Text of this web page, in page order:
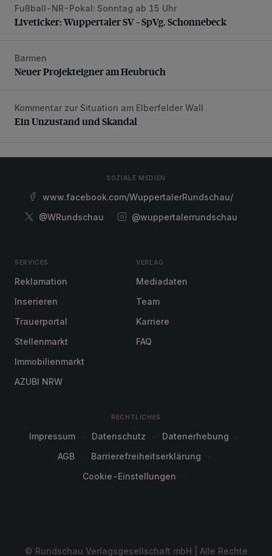
Liveticker: Wuppertaler SV – SpVg. Schonnebeck
Fußball-NR-Pokal: Sonntag ab 15 Uhr
Liveticker: Wuppertaler SV – SpVg. Schonnebeck
Neuer Projekteigner am Heubruch
Barmen
Neuer Projekteigner am Heubruch
Ein Unzustand und Skandal
Kommentar zur Situation am Elberfelder Wall
Ein Unzustand und Skandal
SOZIALE MEDIEN
www.facebook.com/WuppertalerRundschau/
@WRundschau
@wuppertalerrundschau
SERVICES
Reklamation
Inserieren
Trauerportal
Stellenmarkt
Immobilienmarkt
AZUBI NRW
VERLAG
Mediadaten
Team
Karriere
FAQ
RECHTLICHES
Impressum Datenschutz
Datenerhebung
AGB
Barrierefreiheitserklärung
Cookie-Einstellungen
© Rundschau Verlagsgesellschaft mbH | Alle Rechte